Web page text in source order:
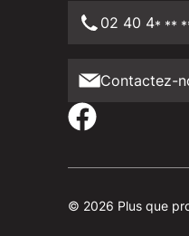
02 40 4* **
Contactez-
© 2026 Plus que